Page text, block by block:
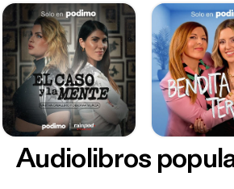
Audiolibros